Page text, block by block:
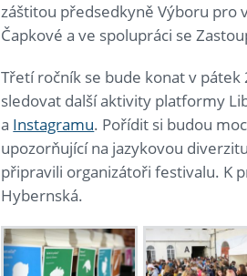
záštitou předsedkyně Výboru pro
Čapkové a ve spolupráci se
Třetí ročník se bude konat v
sledovat další aktivity platformy
a Instagramu. Pořídit si budou
upozorňující na jazykovou
připravili organizátoři festivalu. K
Hybernská.